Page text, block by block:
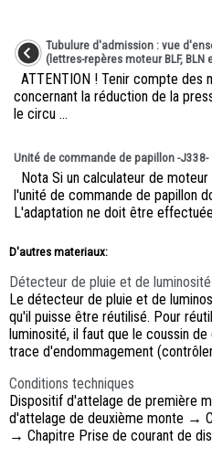
Tubulure d'admission : vue
(lettres-repères moteur BLF, BLN
ATTENTION ! Tenir compte des
concernant la réduction de la
le circu ...
Unité de commande de papillon -J338-
Nota Si un calculateur de
l'unité de commande de papillon
L'adaptation ne doit être
D'autres materiaux:
Détecteur de pluie et de
Le détecteur de pluie et de
qu'il puisse être réutilisé. Pour
luminosité, il faut que le coussin
trace d'endommagement
Conditions techniques
Dispositif d'attelage de première
d'attelage de deuxième monte →
→ Chapitre Prise de courant de